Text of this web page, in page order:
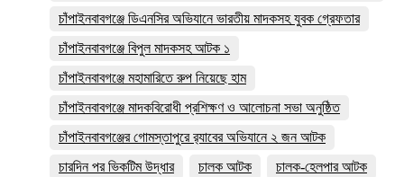
চাঁপাইনবাবগঞ্জে ডিএনসির অভিযানে ভারতীয় মাদকসহ যুবক গ্রেফতার
চাঁপাইনবাবগঞ্জে বিপুল মাদকসহ আটক ১
চাঁপাইনবাবগঞ্জে মহামারিতে রুপ নিয়েছে হাম
চাঁপাইনবাবগঞ্জে মাদকবিরোধী প্রশিক্ষণ ও আলোচনা সভা অনুষ্ঠিত
চাঁপাইনবাবগঞ্জের গোমস্তাপুরে র‍্যাবের অভিযানে ২ জন আটক
চারদিন পর ভিকটিম উদ্ধার
চালক আটক
চালক-হেলপার আটক